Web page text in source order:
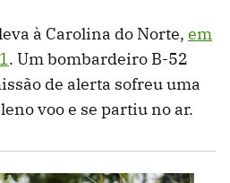
à Carolina do Norte, em
. Um bombardeiro B-52
de alerta sofreu uma
voo e se partiu no ar.